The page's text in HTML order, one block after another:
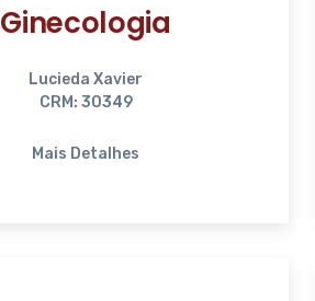
Ginecologia
Lucieda Xavier
CRM: 30349
Mais Detalhes